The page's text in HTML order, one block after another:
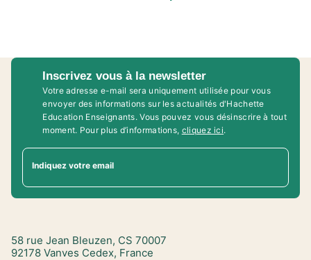
Inscrivez vous à la newsletter
Votre adresse e-mail sera uniquement utilisée pour vous
envoyer des informations sur les actualités d'Hachette
Education Enseignants. Vous pouvez vous désinscrire à tout
moment. Pour plus d’informations, cliquez ici.
Indiquez votre email
58 rue Jean Bleuzen, CS 70007
92178 Vanves Cedex, France